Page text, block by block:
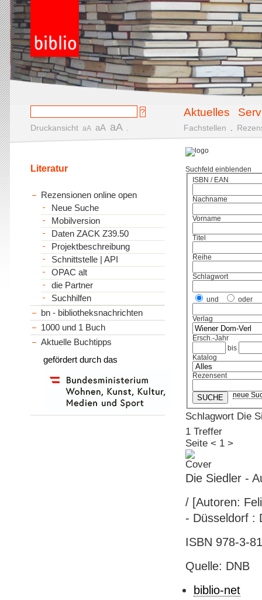
Aktuelles
Druckansicht aA aA aA Fachstellen
Suchfeld einblenden
ISBN / EAN
Nachname
Vorname
Titel
Reihe
Schlagwort
und oder
Verlag
Ersch.-Jahr
bis
Katalog
Rezensent
neue
Schlagwort Die
1 Treffer
Seite < 1 >
Die Siedler -
/ [Autoren:
- Düsseldorf :
ISBN 978-3-
Quelle: DNB
biblio-net
Literatur
Rezensionen online open
Neue Suche
Mobilversion
Daten ZACK Z39.50
Projektbeschreibung
Schnittstelle | API
OPAC alt
die Partner
Suchhilfen
bn - bibliotheksnachrichten
1000 und 1 Buch
Aktuelle Buchtipps
gefördert durch das